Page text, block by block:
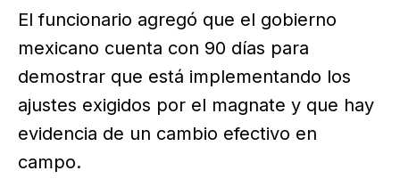
El funcionario agregó que el gobierno
mexicano cuenta con 90 días para
demostrar que está implementando los
ajustes exigidos por el magnate y que hay
evidencia de un cambio efectivo en
campo.